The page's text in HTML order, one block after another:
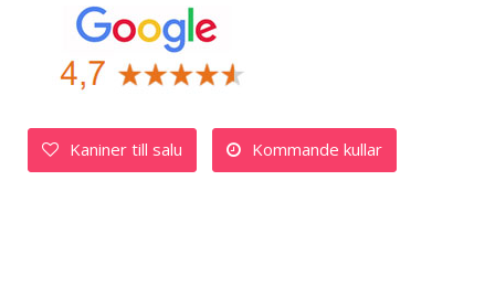
Kaniner till salu Kommande kullar